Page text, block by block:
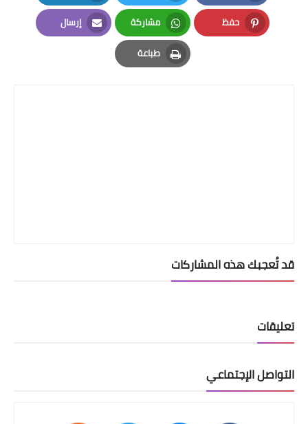
Facebook
Twitter
LinkedIn
حفظ
Pinterest
مشاركة
Whatsapp
إرسال
Email
طباعة
Print
قد تُعجبك هذه المشاركات
تعليقات
التواصل الإجتماعي